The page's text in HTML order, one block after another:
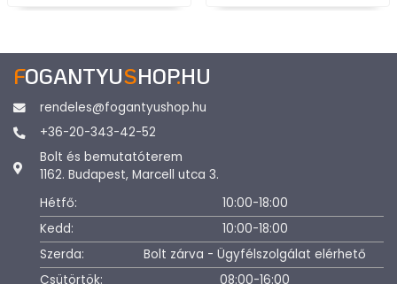
FOGANTYUSHOP.HU
rendeles@fogantyushop.hu
+36-20-343-42-52
Bolt és bemutatóterem
1162. Budapest, Marcell utca 3.
Hétfő:
10:00-18:00
Kedd:
10:00-18:00
Szerda:
Bolt zárva - Ügyfélszolgálat elérhető
Csütörtök:
08:00-16:00